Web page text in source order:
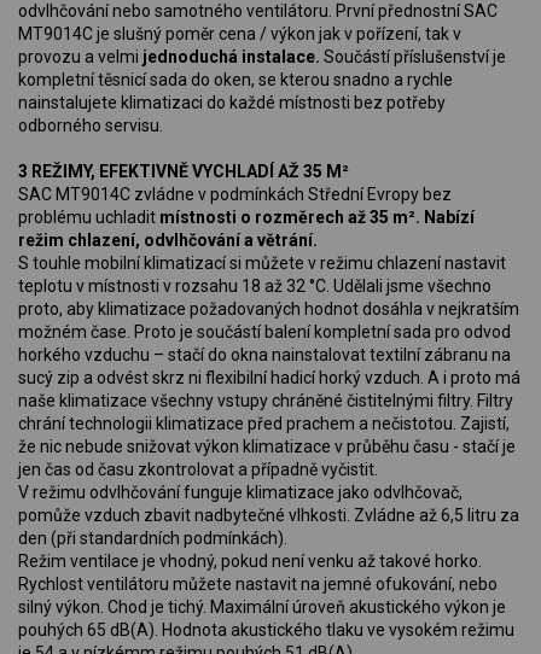
odvlhčování nebo samotného ventilátoru. První přednostní SAC
MT9014C je slušný poměr cena / výkon jak v pořízení, tak v
provozu a velmi jednoduchá instalace. Součástí příslušenství je
kompletní těsnicí sada do oken, se kterou snadno a rychle
nainstalujete klimatizaci do každé místnosti bez potřeby
odborného servisu.
3 REŽIMY, EFEKTIVNĚ VYCHLADÍ AŽ 35 M²
SAC MT9014C zvládne v podmínkách Střední Evropy bez
problému uchladit místnosti o rozměrech až 35 m². Nabízí
režim chlazení, odvlhčování a větrání.
S touhle mobilní klimatizací si můžete v režimu chlazení nastavit
teplotu v místnosti v rozsahu 18 až 32 °C. Udělali jsme všechno
proto, aby klimatizace požadovaných hodnot dosáhla v nejkratším
možném čase. Proto je součástí balení kompletní sada pro odvod
horkého vzduchu – stačí do okna nainstalovat textilní zábranu na
sucý zip a odvést skrz ni flexibilní hadicí horký vzduch. A i proto má
naše klimatizace všechny vstupy chráněné čistitelnými filtry. Filtry
chrání technologii klimatizace před prachem a nečistotou. Zajistí,
že nic nebude snižovat výkon klimatizace v průběhu času - stačí je
jen čas od času zkontrolovat a případně vyčistit.
V režimu odvlhčování funguje klimatizace jako odvlhčovač,
pomůže vzduch zbavit nadbytečné vlhkosti. Zvládne až 6,5 litru za
den (při standardních podmínkách).
Režim ventilace je vhodný, pokud není venku až takové horko.
Rychlost ventilátoru můžete nastavit na jemné ofukování, nebo
silný výkon. Chod je tichý. Maximální úroveň akustického výkon je
pouhých 65 dB(A). Hodnota akustického tlaku ve vysokém režimu